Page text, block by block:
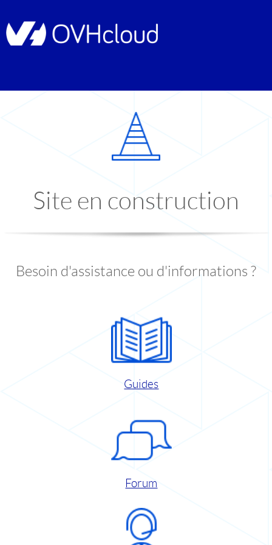
Site en construction
Besoin d'assistance ou d'informations ?
Guides
Forum